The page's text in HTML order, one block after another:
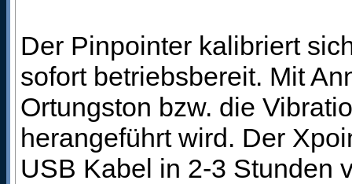
Der Pinpointer kalibriert
sofort betriebsbereit. Mit
Ortungston bzw. die
herangeführt wird. Der
USB Kabel in 2-3 Stunden